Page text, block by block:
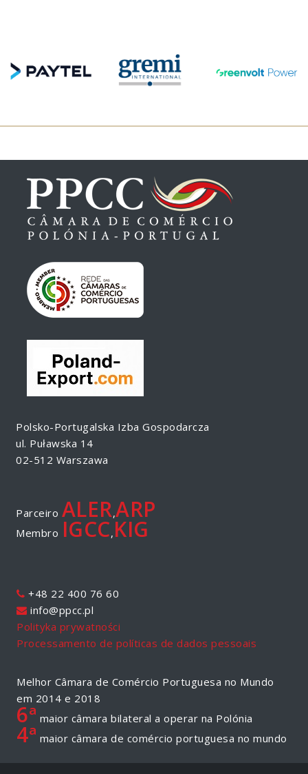
Polsko-Portugalska Izba Gospodarcza
ul. Puławska 14
02-512 Warszawa
Parceiro ALER,ARP
Membro IGCC, KIG
+48 22 400 76 60
info@ppcc.pl
Polityka prywatności
Processamento de políticas de dados pessoais
Melhor Câmara de Comércio Portuguesa no Mundo
em 2014 e 2018
6ª maior câmara bilateral a operar na Polónia
4ª maior câmara de comércio portuguesa no mundo